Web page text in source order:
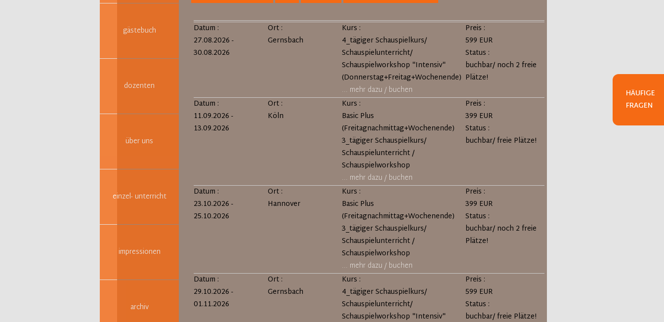
gästebuch
dozenten
über uns
einzel- unterricht
impressionen
archiv
Datum :
27.08.2026 -
30.08.2026
Ort :
Gernsbach
Kurs :
4_tägiger Schauspielkurs/
Schauspielunterricht/
Schauspielworkshop "Intensiv"
(Donnerstag+Freitag+Wochenende)
... mehr dazu / buchen
Preis :
599 EUR
Status :
buchbar/ noch 2 freie
Plätze!
Datum :
11.09.2026 -
13.09.2026
Ort :
Köln
Kurs :
Basic Plus
(Freitagnachmittag+Wochenende)
3_tägiger Schauspielkurs/
Schauspielunterricht /
Schauspielworkshop
... mehr dazu / buchen
Preis :
399 EUR
Status :
buchbar/ freie Plätze!
Datum :
23.10.2026 -
25.10.2026
Ort :
Hannover
Kurs :
Basic Plus
(Freitagnachmittag+Wochenende)
3_tägiger Schauspielkurs/
Schauspielunterricht /
Schauspielworkshop
... mehr dazu / buchen
Preis :
399 EUR
Status :
buchbar/ noch 2 freie
Plätze!
Datum :
29.10.2026 -
01.11.2026
Ort :
Gernsbach
Kurs :
4_tägiger Schauspielkurs/
Schauspielunterricht/
Schauspielworkshop "Intensiv"
Preis :
599 EUR
Status :
buchbar/ freie Plätze!
HÄUFIGE
FRAGEN